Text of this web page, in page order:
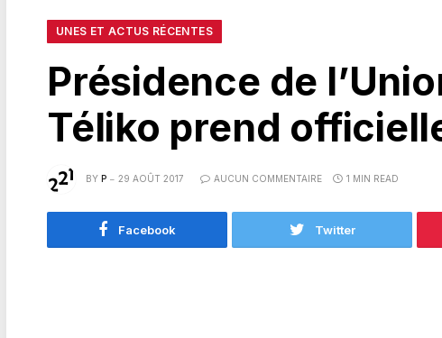
UNES ET ACTUS RÉCENTES
Présidence de
Téliko prend
BY P 29 AOÛT 2017 AUCUN COMMENTAIRE 1 MIN READ
Facebook Twitter